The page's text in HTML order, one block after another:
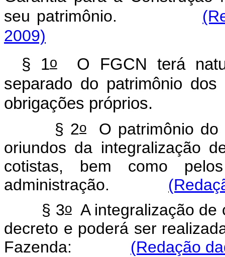
seu patrimônio.
2009)
§ 1oO FGCN terá
separado do patrimônio
obrigações próprios.
§ 2o O patrimônio do
oriundos da integralização
cotistas, bem como
administração.
§ 3oA integralização de
decreto e poderá ser
Fazenda: (Redação